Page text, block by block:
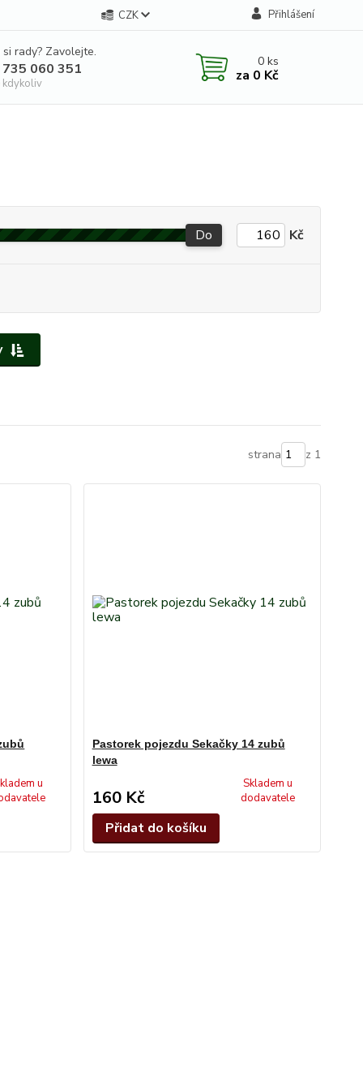
CZK Přihlášení
rady? Zavolejte.
060 351
kdykoliv
0ks
za 0 Kč
Do Kč
strana z 1
u
Pastorek pojezdu Sekačky 14 zubů
lewa
160 Kč
Skladem u
dodavatele
Přidat do košíku